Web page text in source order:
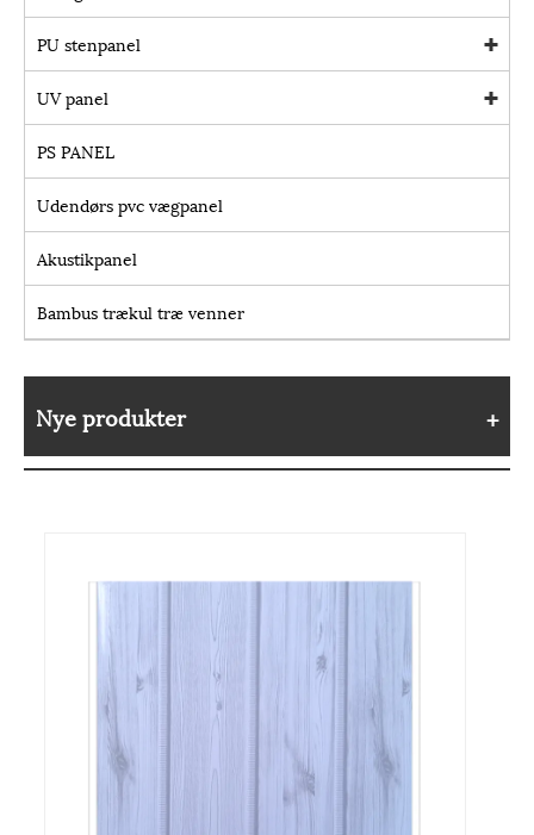
PU stenpanel
UV panel
PS PANEL
Udendørs pvc vægpanel
Akustikpanel
Bambus trækul træ venner
Nye produkter